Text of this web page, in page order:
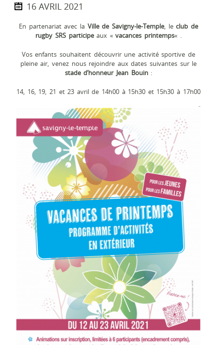
16 AVRIL 2021
En partenariat avec la Ville de Savigny-le-Temple, leclub de
rugby SRS participeaux «vacances printemps« .
Vos enfants souhaitent découvrir une activité sportive de
pleine air, venez nous rejoindre aux dates suivantes sur le
stade d’honneur Jean Bouin:
14, 16, 19, 21 et 23 avril de 14h00 à 15h30 et 15h30 à 17h00